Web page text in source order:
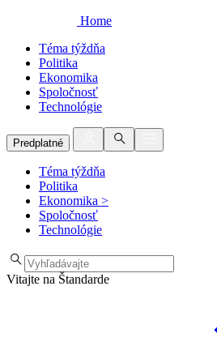
Home
Téma týždňa
Politika
Ekonomika
Spoločnosť
Technológie
Predplatné
Téma týždňa
Politika
Ekonomika >
Spoločnosť
Technológie
Vitajte na Štandarde